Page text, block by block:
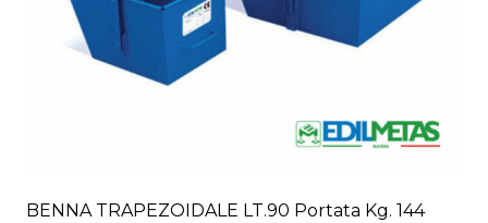
BENNA TRAPEZOIDALE LT.90 Portata Kg. 144